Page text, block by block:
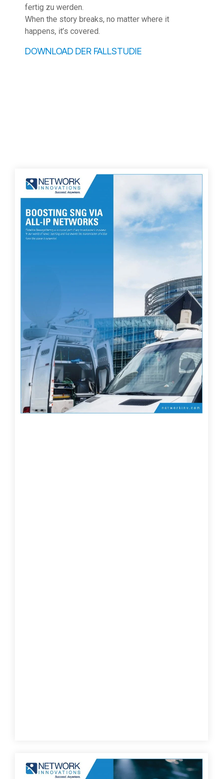
fertig zu werden.
When the story breaks, no matter where it
happens, it’s covered.
DOWNLOAD DER FALLSTUDIE
Verstärkung von SNG über All-IP-
Netze